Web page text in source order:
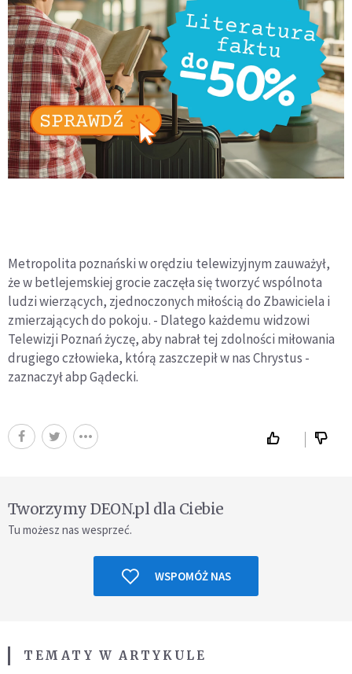
Metropolita poznański w orędziu telewizyjnym zauważył,
że w betlejemskiej grocie zaczęła się tworzyć wspólnota
ludzi wierzących, zjednoczonych miłością do Zbawiciela i
zmierzających do pokoju. - Dlatego każdemu widzowi
Telewizji Poznań życzę, aby nabrał tej zdolności miłowania
drugiego człowieka, którą zaszczepił w nas Chrystus -
zaznaczył abp Gądecki.
Tworzymy DEON.pl dla Ciebie
Tu możesz nas wesprzeć.
WSPOMÓŻ NAS
TEMATY W ARTYKULE